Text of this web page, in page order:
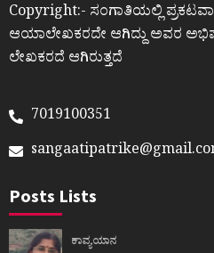
Copyright:- ಸಂಗಾತಿಯಲ್ಲಿ
ಆಯಾಲೇಖಕರದೇ ಆಗಿದ್ದು ಅವರ
ಲೇಖಕರದೆ ಆಗಿರುತ್ತದೆ
7019100351
Posts Lists
ಕಾವ್ಯಯಾನ